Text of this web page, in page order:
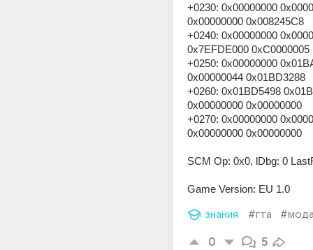
+0230: 0x00000000
0x00000000 0x008245C8
+0240: 0x00000000
0x7EFDE000 0xC0000005
+0250: 0x00000000
0x00000044 0x01BD3288
+0260: 0x01BD5498
0x00000000 0x00000000
+0270: 0x00000000
0x00000000 0x00000000
SCM Op: 0x0, lDbg: 0
Game Version: EU 1.0
знания #гта
0 5